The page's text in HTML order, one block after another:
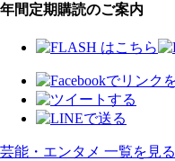
年間定期購読のご案内
芸能・エンタメ 一覧を見る